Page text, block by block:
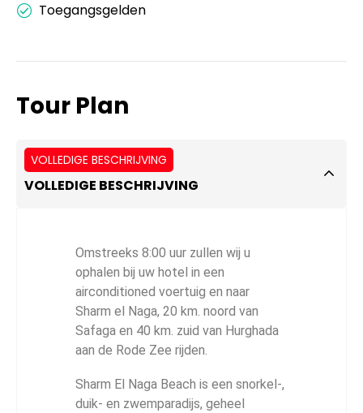
Toegangsgelden
Tour Plan
VOLLEDIGE BESCHRIJVING
VOLLEDIGE BESCHRIJVING
Omstreeks 8:00 uur zullen wij u
ophalen bij uw hotel in een
airconditioned voertuig en naar
Sharm el Naga, 20 km. noord van
Safaga en 40 km. zuid van Hurghada
aan de Rode Zee rijden.
Sharm El Naga Beach is een snorkel-,
duik- en zwemparadijs, geheel